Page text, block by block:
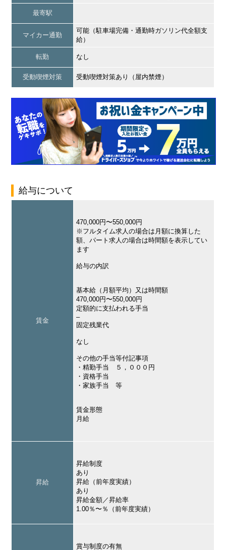
最寄駅
マイカー通勤
可能（駐車場完備・通勤時ガソリン代全額支
給）
転勤 なし
受動喫煙対策 受動喫煙対策あり（屋内禁煙）
給与について
賃金
470,000円〜550,000円
※フルタイム求人の場合は月額に換算した
額、パート求人の場合は時間額を表示してい
ます
給与の内訳
基本給（月額平均）又は時間額
470,000円〜550,000円
定額的に支払われる手当
–
固定残業代
なし
その他の手当等付記事項
・精勤手当 ５，０００円
・資格手当
・家族手当 等
賃金形態
月給
昇給
昇給制度
あり
昇給（前年度実績）
あり
昇給金額／昇給率
1.00％〜％（前年度実績）
賞与制度の有無